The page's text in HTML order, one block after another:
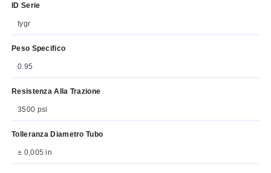
ID Serie
tygr
Peso Specifico
0.95
Resistenza Alla Trazione
3500 psi
Tolleranza Diametro Tubo
± 0,005 in